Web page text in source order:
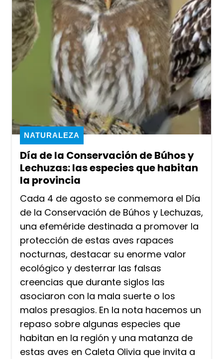
Día de la Conservación de Búhos y
Lechuzas: las especies que habitan
la provincia
NATURALEZA
Cada 4 de agosto se conmemora el Día
de la Conservación de Búhos y Lechuzas,
una efeméride destinada a promover la
protección de estas aves rapaces
nocturnas, destacar su enorme valor
ecológico y desterrar las falsas
creencias que durante siglos las
asociaron con la mala suerte o los
malos presagios. En la nota hacemos un
repaso sobre algunas especies que
habitan en la región y una matanza de
estas aves en Caleta Olivia que invita a